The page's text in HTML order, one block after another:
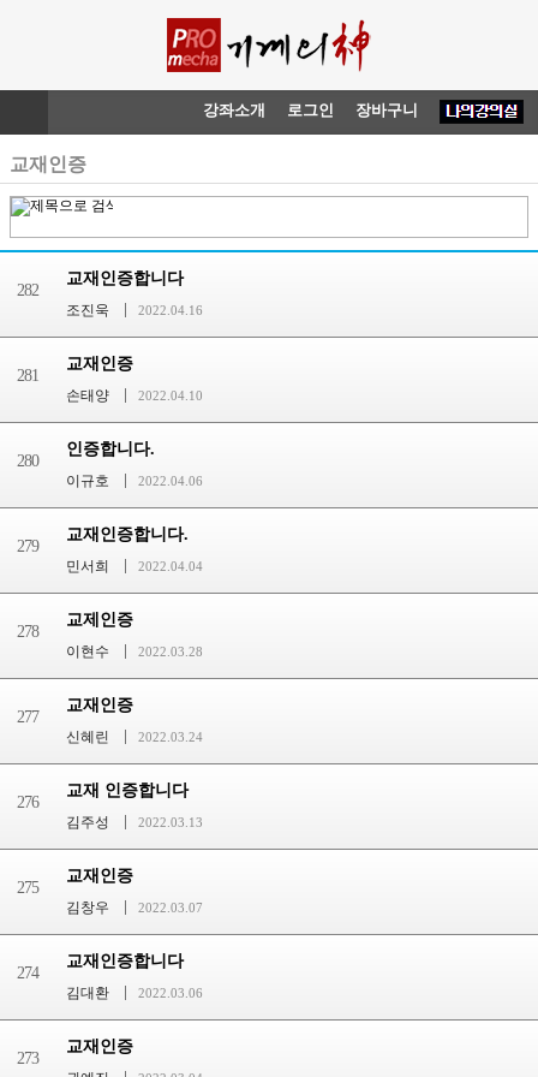
강좌소개 로그인 장바구니
교재인증
282
교재인증합니다
조진욱 2022.04.16
281
교재인증
손태양 2022.04.10
280
인증합니다.
이규호 2022.04.06
279
교재인증합니다.
민서희 2022.04.04
278
교제인증
이현수 2022.03.28
277
교재인증
신혜린 2022.03.24
276
교재 인증합니다
김주성 2022.03.13
275
교재인증
김창우 2022.03.07
274
교재인증합니다
김대환 2022.03.06
273
교재인증